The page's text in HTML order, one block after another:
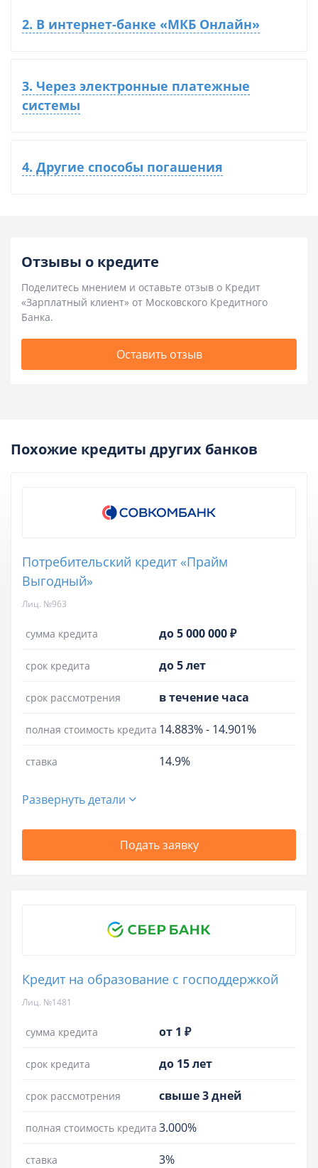
2. В интернет-банке «МКБ Онлайн»
3. Через электронные платежные
системы
4. Другие способы погашения
Отзывы о кредите
Поделитесь мнением и оставьте отзыв о Кредит
«Зарплатный клиент» от Московского Кредитного
Банка.
Оставить отзыв
Похожие кредиты других банков
Потребительский кредит «Прайм
Выгодный»
Лиц. №963
сумма кредита до 5 000 000 ₽
срок кредита до 5 лет
срок рассмотрения в течение часа
полная стоимость кредита 14.883%- 14.901%
ставка 14.9%
Развернуть детали
Подать заявку
Кредит на образование с господдержкой
Лиц. №1481
сумма кредита от 1 ₽
срок кредита до 15 лет
срок рассмотрения свыше 3 дней
полная стоимость кредита 3.000%
ставка 3%